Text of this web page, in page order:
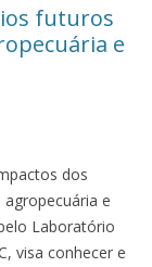
futuros
e
dos
e
Laboratório
visa conhecer e